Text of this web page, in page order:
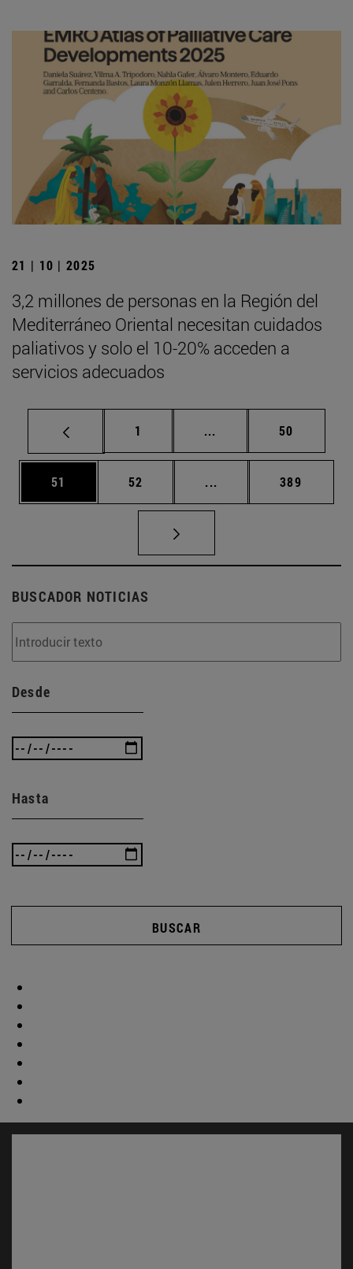
21 | 10 | 2025
3,2 millones de personas en la Región del
Mediterráneo Oriental necesitan cuidados
paliativos y solo el 10-20% acceden a
servicios adecuados
Página
1 ... Páginas intermedias
Página
50
Página
51 Página
52 ... Páginas intermedias
Página
389
BUSCADOR NOTICIAS
Desde
Hasta
BUSCAR